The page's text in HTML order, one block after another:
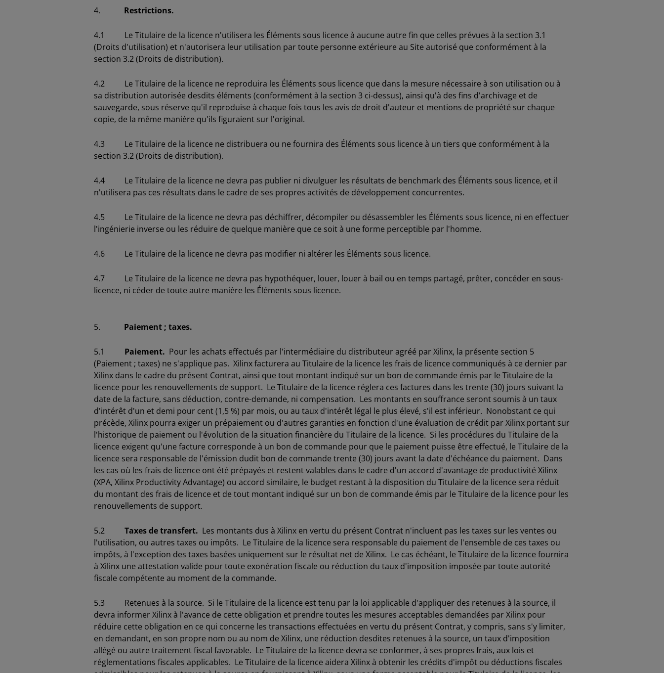
4. Restrictions.
4.1 Le Titulaire de la licence n'utilisera les Éléments sous licence à aucune autre fin que celles prévues à la section 3.1
(Droits d'utilisation) et n'autorisera leur utilisation par toute personne extérieure au Site autorisé que conformément à la
section 3.2 (Droits de distribution).
4.2 Le Titulaire de la licence ne reproduira les Éléments sous licence que dans la mesure nécessaire à son utilisation ou à
sa distribution autorisée desdits éléments (conformément à la section 3 ci-dessus), ainsi qu'à des fins d'archivage et de
sauvegarde, sous réserve qu'il reproduise à chaque fois tous les avis de droit d'auteur et mentions de propriété sur chaque
copie, de la même manière qu'ils figuraient sur l'original.
4.3 Le Titulaire de la licence ne distribuera ou ne fournira des Éléments sous licence à un tiers que conformément à la
section 3.2 (Droits de distribution).
4.4 Le Titulaire de la licence ne devra pas publier ni divulguer les résultats de benchmark des Éléments sous licence, et il
n'utilisera pas ces résultats dans le cadre de ses propres activités de développement concurrentes.
4.5 Le Titulaire de la licence ne devra pas déchiffrer, décompiler ou désassembler les Éléments sous licence, ni en effectuer
l'ingénierie inverse ou les réduire de quelque manière que ce soit à une forme perceptible par l'homme.
4.6 Le Titulaire de la licence ne devra pas modifier ni altérer les Éléments sous licence.
4.7 Le Titulaire de la licence ne devra pas hypothéquer, louer, louer à bail ou en temps partagé, prêter, concéder en sous-
licence, ni céder de toute autre manière les Éléments sous licence.
5. Paiement ; taxes.
5.1 Paiement. Pour les achats effectués par l'intermédiaire du distributeur agréé par Xilinx, la présente section 5
(Paiement ; taxes) ne s'applique pas. Xilinx facturera au Titulaire de la licence les frais de licence communiqués à ce dernier par
Xilinx dans le cadre du présent Contrat, ainsi que tout montant indiqué sur un bon de commande émis par le Titulaire de la
licence pour les renouvellements de support. Le Titulaire de la licence réglera ces factures dans les trente (30) jours suivant la
date de la facture, sans déduction, contre-demande, ni compensation. Les montants en souffrance seront soumis à un taux
d'intérêt d'un et demi pour cent (1,5 %) par mois, ou au taux d'intérêt légal le plus élevé, s'il est inférieur. Nonobstant ce qui
précède, Xilinx pourra exiger un prépaiement ou d'autres garanties en fonction d'une évaluation de crédit par Xilinx portant sur
l'historique de paiement ou l'évolution de la situation financière du Titulaire de la licence. Si les procédures du Titulaire de la
licence exigent qu'une facture corresponde à un bon de commande pour que le paiement puisse être effectué, le Titulaire de la
licence sera responsable de l'émission dudit bon de commande trente (30) jours avant la date d'échéance du paiement. Dans
les cas où les frais de licence ont été prépayés et restent valables dans le cadre d'un accord d'avantage de productivité Xilinx
(XPA, Xilinx Productivity Advantage) ou accord similaire, le budget restant à la disposition du Titulaire de la licence sera réduit
du montant des frais de licence et de tout montant indiqué sur un bon de commande émis par le Titulaire de la licence pour les
renouvellements de support.
5.2 Taxes de transfert. Les montants dus à Xilinx en vertu du présent Contrat n'incluent pas les taxes sur les ventes ou
l'utilisation, ou autres taxes ou impôts. Le Titulaire de la licence sera responsable du paiement de l'ensemble de ces taxes ou
impôts, à l'exception des taxes basées uniquement sur le résultat net de Xilinx. Le cas échéant, le Titulaire de la licence fournira
à Xilinx une attestation valide pour toute exonération fiscale ou réduction du taux d'imposition imposée par toute autorité
fiscale compétente au moment de la commande.
5.3 Retenues à la source. Si le Titulaire de la licence est tenu par la loi applicable d'appliquer des retenues à la source, il
devra informer Xilinx à l'avance de cette obligation et prendre toutes les mesures acceptables demandées par Xilinx pour
réduire cette obligation en ce qui concerne les transactions effectuées en vertu du présent Contrat, y compris, sans s'y limiter,
en demandant, en son propre nom ou au nom de Xilinx, une réduction desdites retenues à la source, un taux d'imposition
allégé ou autre traitement fiscal favorable. Le Titulaire de la licence devra se conformer, à ses propres frais, aux lois et
réglementations fiscales applicables. Le Titulaire de la licence aidera Xilinx à obtenir les crédits d'impôt ou déductions fiscales